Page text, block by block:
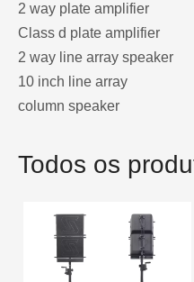
2 way plate amplifier
Class d plate amplifier
2 way line array speaker
10 inch line array
column speaker
Todos os